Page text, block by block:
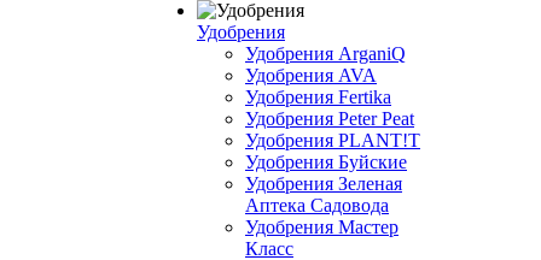
Удобрения
Удобрения ArganiQ
Удобрения AVA
Удобрения Fertika
Удобрения Peter Peat
Удобрения PLANT!T
Удобрения Буйские
Удобрения Зеленая
Аптека Садовода
Удобрения Мастер
Класс